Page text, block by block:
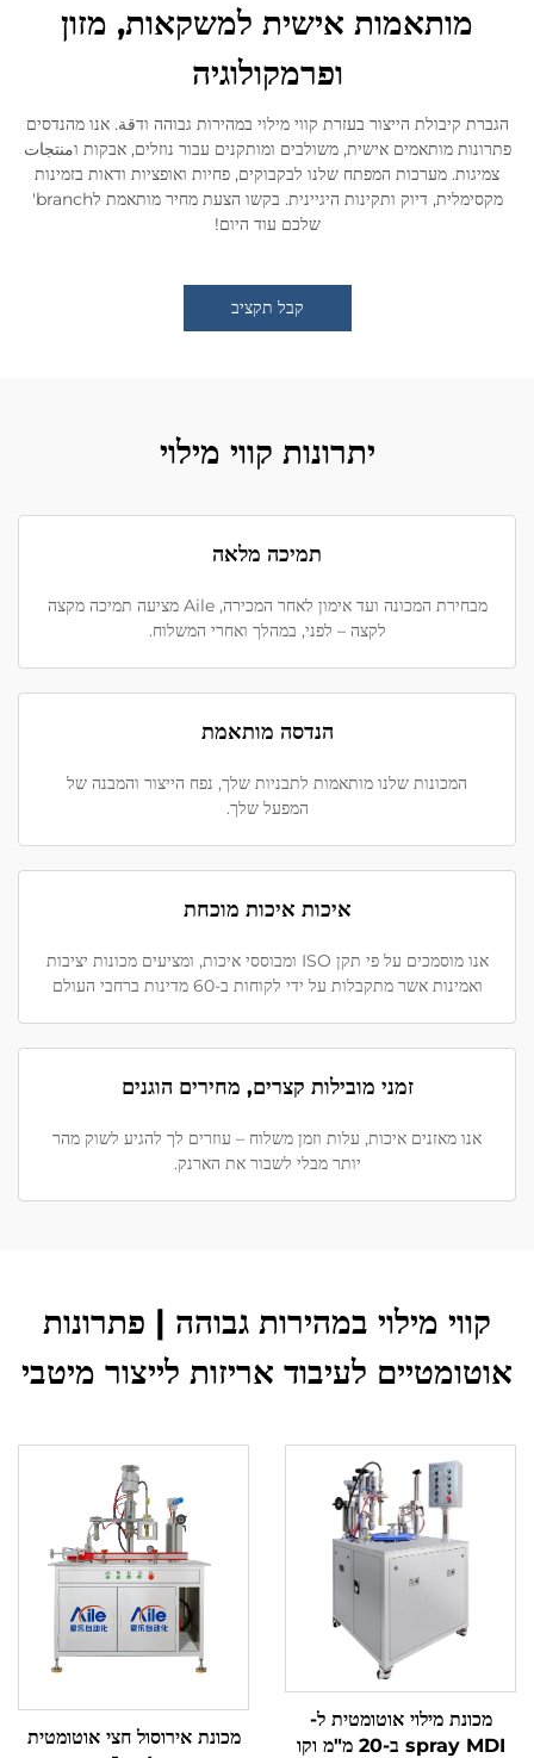
מותאמות אישית למשקאות, מזון
ופרמקולוגיה
הגברת קיבולת הייצור בעזרת קווי מילוי במהירות גבוהה ודقة. אנו מהנדסים
פתרונות מותאמים אישית, משולבים ומותקנים עבור נוזלים, אבקות וمنتجات
צמיגות. מערכות המפתח שלנו לבקבוקים, פחיות ואופציות ודאות בזמינות
מקסימלית, דיוק ותקינות היגיינית. בקשו הצעת מחיר מותאמת לbranch'
שלכם עוד היום!
קבל תקציב
יתרונות קווי מילוי
תמיכה מלאה
מבחירת המכונה ועד אימון לאחר המכירה, Aile מציעה תמיכה מקצה
לקצה – לפני, במהלך ואחרי המשלוח.
הנדסה מותאמת
המכונות שלנו מותאמות לתבניות שלך, נפח הייצור והמבנה של
המפעל שלך.
איכות איכות מוכחת
אנו מוסמכים על פי תקן ISO ומבוססי איכות, ומציעים מכונות יציבות
ואמינות אשר מתקבלות על ידי לקוחות ב-60 מדינות ברחבי העולם
זמני מובילות קצרים, מחירים הוגנים
אנו מאזנים איכות, עלות וזמן משלוח – עוזרים לך להגיע לשוק מהר
יותר מבלי לשבור את הארנק.
קווי מילוי במהירות גבוהה | פתרונות
אוטומטיים לעיבוד אריזות לייצור מיטבי
מכונת מילוי אוטומטית ל-
spray MDI ב-20 מ"מ וקו
מכונת אירוסול חצי אוטומטית